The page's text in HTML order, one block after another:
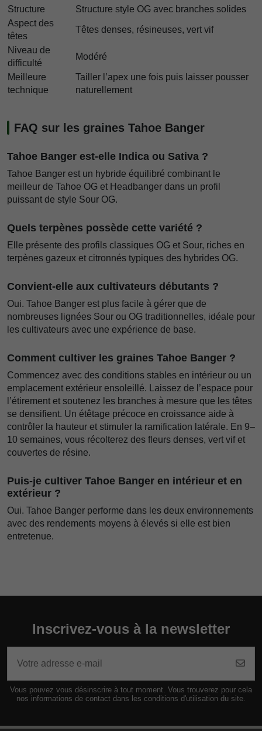
Structure
Structure style OG avec branches solides
Aspect des
têtes
Têtes denses, résineuses, vert vif
Niveau de
difficulté
Modéré
Meilleure
technique
Tailler l’apex une fois puis laisser pousser
naturellement
FAQ sur les graines Tahoe Banger
Tahoe Banger est-elle Indica ou Sativa ?
Tahoe Banger est un hybride équilibré combinant le
meilleur de Tahoe OG et Headbanger dans un profil
puissant de style Sour OG.
Quels terpènes possède cette variété ?
Elle présente des profils classiques OG et Sour, riches en
terpènes gazeux et citronnés typiques des hybrides OG.
Convient-elle aux cultivateurs débutants ?
Oui. Tahoe Banger est plus facile à gérer que de
nombreuses lignées Sour ou OG traditionnelles, idéale pour
les cultivateurs avec une expérience de base.
Comment cultiver les graines Tahoe Banger ?
Commencez avec des conditions stables en intérieur ou un
emplacement extérieur ensoleillé. Laissez de l’espace pour
l’étirement et soutenez les branches à mesure que les têtes
se densifient. Un étêtage précoce en croissance aide à
contrôler la hauteur et stimuler la ramification latérale. En 9–
10 semaines, vous récolterez des fleurs denses, vert vif et
couvertes de résine.
Puis-je cultiver Tahoe Banger en intérieur et en
extérieur ?
Oui. Tahoe Banger performe dans les deux environnements
avec des rendements moyens à élevés si elle est bien
entretenue.
Inscrivez-vous à la newsletter
Vous pouvez vous désinscrire à tout moment. Vous trouverez pour cela
nos informations de contact dans les conditions d'utilisation du site.